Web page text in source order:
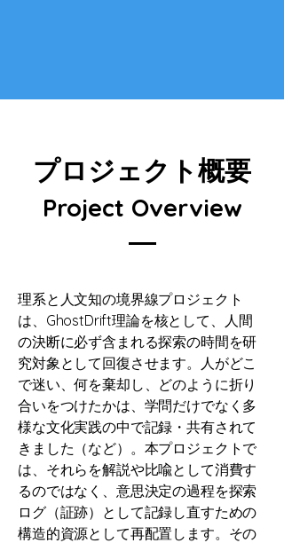
プロジェクト概要
Project Overview
理系と人文知の境界線プロジェクト
は、GhostDrift理論を核として、人間
の決断に必ず含まれる探索の時間を研
究対象として回復させます。人がどこ
で迷い、何を棄却し、どのように折り
合いをつけたかは、学問だけでなく多
様な文化実践の中で記録・共有されて
きました（など）。本プロジェクトで
は、それらを解説や比喩として消費す
るのではなく、意思決定の過程を探索
ログ（証跡）として記録し直すための
構造的資源として再配置します。その